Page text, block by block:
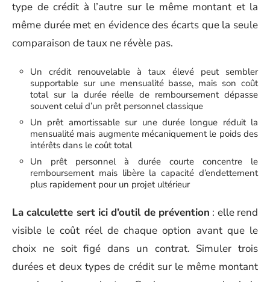
type de crédit à l’autre sur le même montant et la
même durée met en évidence des écarts que la seule
comparaison de taux ne révèle pas.
Un crédit renouvelable à taux élevé peut sembler
supportable sur une mensualité basse, mais son coût
total sur la durée réelle de remboursement dépasse
souvent celui d’un prêt personnel classique
Un prêt amortissable sur une durée longue réduit la
mensualité mais augmente mécaniquement le poids des
intérêts dans le coût total
Un prêt personnel à durée courte concentre le
remboursement mais libère la capacité d’endettement
plus rapidement pour un projet ultérieur
La calculette sert ici d’outil de prévention : elle rend
visible le coût réel de chaque option avant que le
choix ne soit figé dans un contrat. Simuler trois
durées et deux types de crédit sur le même montant